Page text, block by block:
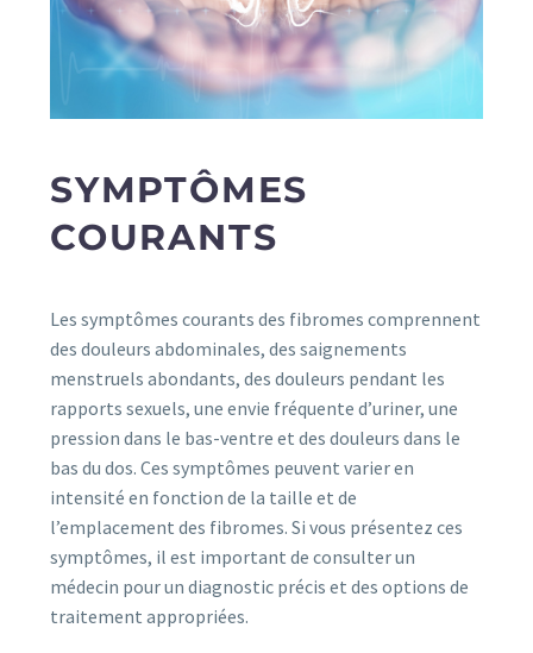
SYMPTÔMES
COURANTS
Les symptômes courants des fibromes comprennent
des douleurs abdominales, des saignements
menstruels abondants, des douleurs pendant les
rapports sexuels, une envie fréquente d’uriner, une
pression dans le bas-ventre et des douleurs dans le
bas du dos. Ces symptômes peuvent varier en
intensité en fonction de la taille et de
l’emplacement des fibromes. Si vous présentez ces
symptômes, il est important de consulter un
médecin pour un diagnostic précis et des options de
traitement appropriées.